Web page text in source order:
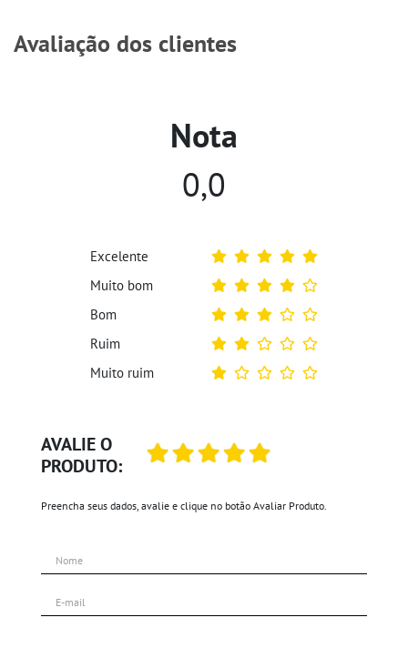
Avaliação dos clientes
AVALIE O
PRODUTO:
Preencha seus dados, avalie e clique no botão Avaliar Produto.
Nota
0,0
Excelente
Muito bom
Bom
Ruim
Muito ruim